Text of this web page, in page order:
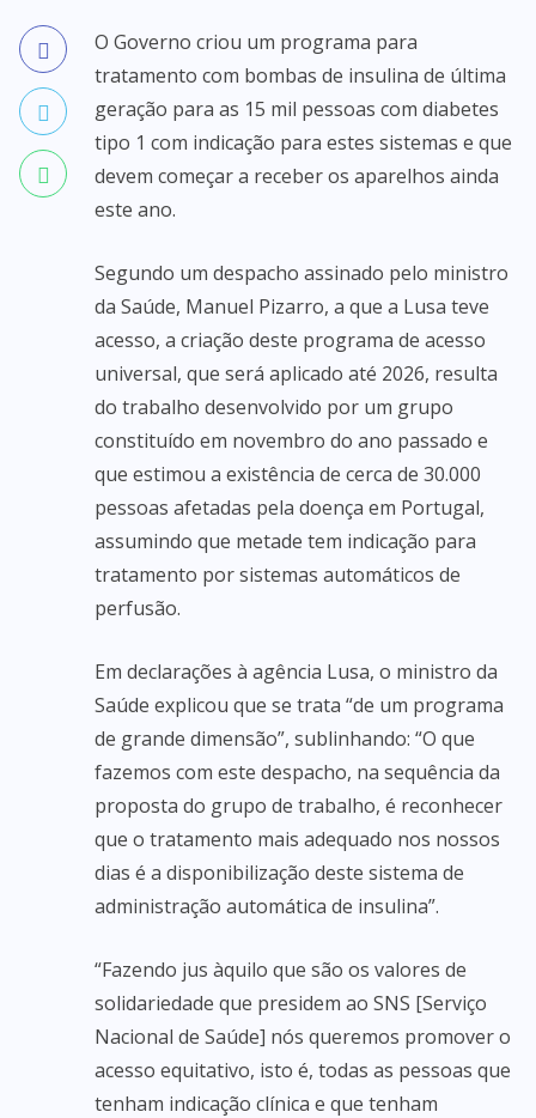
O Governo criou um programa para
tratamento com bombas de insulina de última
geração para as 15 mil pessoas com diabetes
tipo 1 com indicação para estes sistemas e que
devem começar a receber os aparelhos ainda
este ano.
Segundo um despacho assinado pelo ministro
da Saúde, Manuel Pizarro, a que a Lusa teve
acesso, a criação deste programa de acesso
universal, que será aplicado até 2026, resulta
do trabalho desenvolvido por um grupo
constituído em novembro do ano passado e
que estimou a existência de cerca de 30.000
pessoas afetadas pela doença em Portugal,
assumindo que metade tem indicação para
tratamento por sistemas automáticos de
perfusão.
Em declarações à agência Lusa, o ministro da
Saúde explicou que se trata “de um programa
de grande dimensão”, sublinhando: “O que
fazemos com este despacho, na sequência da
proposta do grupo de trabalho, é reconhecer
que o tratamento mais adequado nos nossos
dias é a disponibilização deste sistema de
administração automática de insulina”.
“Fazendo jus àquilo que são os valores de
solidariedade que presidem ao SNS [Serviço
Nacional de Saúde] nós queremos promover o
acesso equitativo, isto é, todas as pessoas que
tenham indicação clínica e que tenham